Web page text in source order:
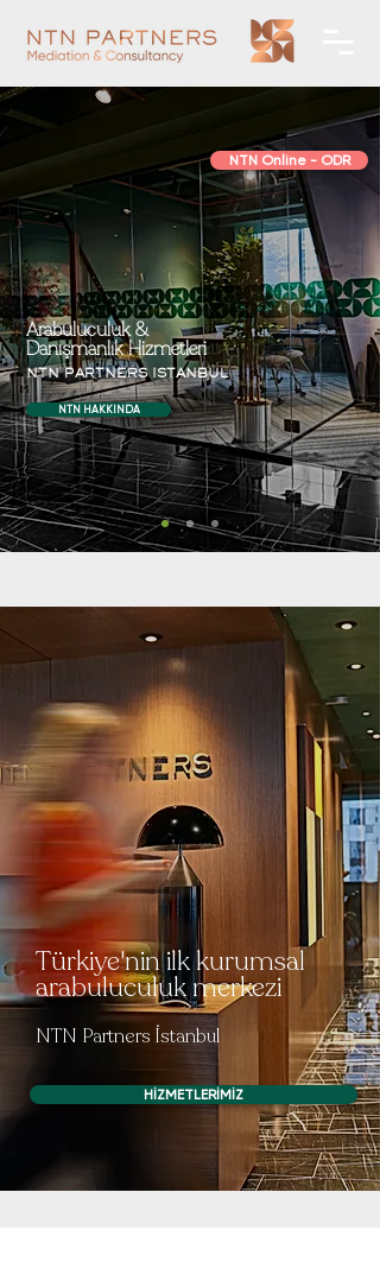
NTN Online - ODR
Arabuluculuk &
Danışmanlık Hizmetleri
NTN PARTNERS ISTANBUL
NTN HAKKINDA
Türkiye'nin ilk kurumsal
arabuluculuk merkezi
NTN Partners İstanbul
HİZMETLERİMİZ